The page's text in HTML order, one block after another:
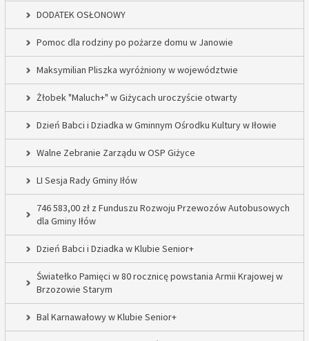
DODATEK OSŁONOWY
Pomoc dla rodziny po pożarze domu w Janowie
Maksymilian Pliszka wyróżniony w województwie
Żłobek "Maluch+" w Giżycach uroczyście otwarty
Dzień Babci i Dziadka w Gminnym Ośrodku Kultury w Iłowie
Walne Zebranie Zarządu w OSP Giżyce
LI Sesja Rady Gminy Iłów
746 583,00 zł z Funduszu Rozwoju Przewozów Autobusowych
dla Gminy Iłów
Dzień Babci i Dziadka w Klubie Senior+
Światełko Pamięci w 80 rocznicę powstania Armii Krajowej w
Brzozowie Starym
Bal Karnawałowy w Klubie Senior+